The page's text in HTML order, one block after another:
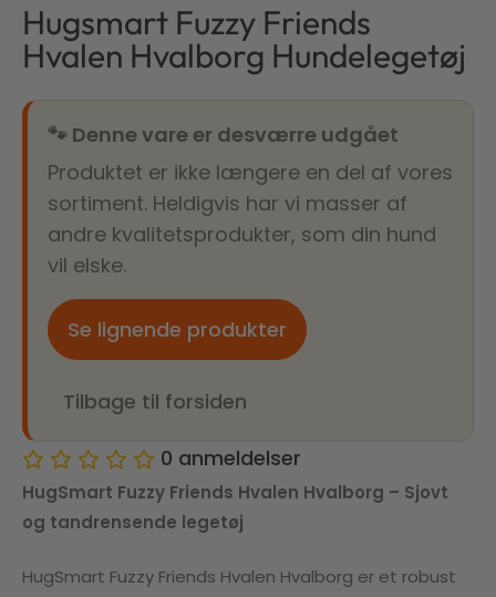
Hugsmart Fuzzy Friends
Hvalen Hvalborg Hundelegetøj
🐾 Denne vare er desværre udgået
Produktet er ikke længere en del af vores
sortiment. Heldigvis har vi masser af
andre kvalitetsprodukter, som din hund
vil elske.
Se lignende produkter
Tilbage til forsiden
0 anmeldelser
HugSmart Fuzzy Friends Hvalen Hvalborg – Sjovt
og tandrensende legetøj
HugSmart Fuzzy Friends Hvalen Hvalborg er et robust